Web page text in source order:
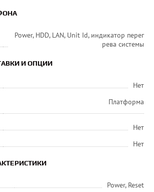
Power, HDD, LAN, Unit Id, индикатор перег
рева системы
И ОПЦИИ
Нет
Платформа
Нет
Нет
Power, Reset